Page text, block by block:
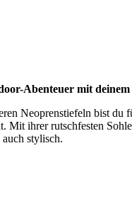
Abenteuer mit
Neoprenstiefeln bist
Mit ihrer rutschfesten
stylisch.